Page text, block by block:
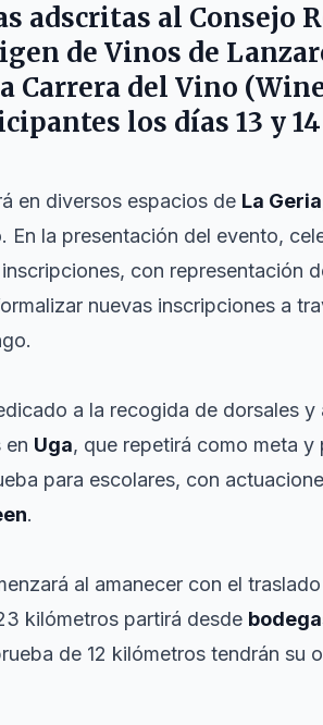
adscritas al Consejo
de Vinos de
Carrera del Vino
los días 13 y
en diversos espacios de La Geria
En la presentación del evento,
con representación
nuevas inscripciones a
a la recogida de dorsales
en Uga, que repetirá como meta
para escolares, con
.
al amanecer con el
kilómetros partirá desde
de 12 kilómetros tendrán su